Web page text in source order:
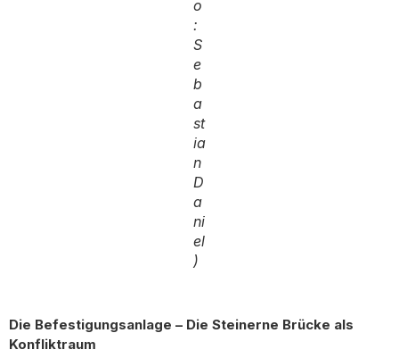
o
:
S
e
b
a
st
ia
n
D
a
ni
el
)
Die Befestigungsanlage – Die Steinerne Brücke als
Konfliktraum